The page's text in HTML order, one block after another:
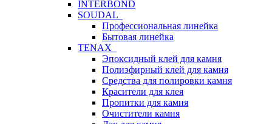
INTERBOND
SOUDAL
Профессиональная линейка
Бытовая линейка
TENAX
Эпоксидный клей для камня
Полиэфирный клей для камня
Средства для полировки камня
Красители для клея
Пропитки для камня
Очистители камня